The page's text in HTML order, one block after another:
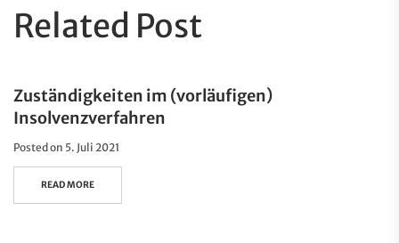
Related Post
Zuständigkeiten im (vorläufigen)
Insolvenzverfahren
Posted on 5. Juli 2021
READ MORE